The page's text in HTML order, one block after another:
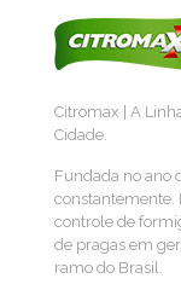
Citromax | A
Cidade.
Fundada no ano
constantemente.
controle de
de pragas em
ramo do Brasil.